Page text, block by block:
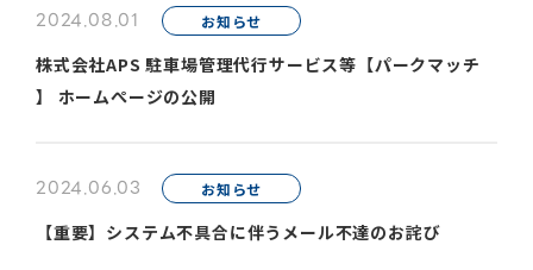
2024.08.01 お知らせ
株式会社APS 駐車場管理代行サービス等【パークマッチ
】 ホームぺージの公開
2024.06.03 お知らせ
【重要】システム不具合に伴うメール不達のお詫び